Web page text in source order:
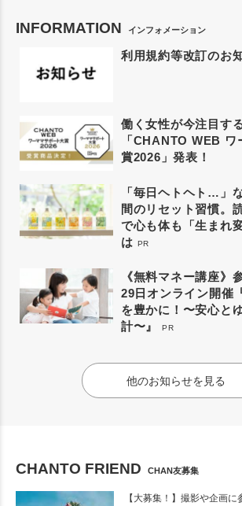
INFORMATION インフォメーション
利用規約等改訂のお
働く女性が今注目す
「CHANTO WEB
賞2026」発表！
「毎日ヘトヘト…」
間のリセット習慣。
で心も体も「生まれ
は PR
《無料マネー講座》
29日オンライン開催
を豊かに！〜安心と
計〜』
PR
他のお知らせを見る
CHANTO FRIEND CHAN友募集
【大募集！】撮影や企画